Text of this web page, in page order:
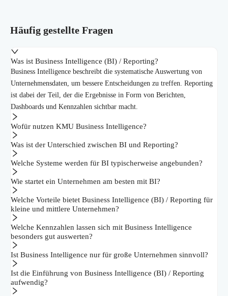
Häufig gestellte Fragen
Was ist Business Intelligence (BI) / Reporting?
Business Intelligence beschreibt die systematische Auswertung von
Unternehmensdaten, um bessere Entscheidungen zu treffen. Reporting
ist dabei der Teil, der die Ergebnisse in Form von Berichten,
Dashboards und Kennzahlen sichtbar macht.
Wofür nutzen KMU Business Intelligence?
Was ist der Unterschied zwischen BI und Reporting?
Welche Systeme werden für BI typischerweise angebunden?
Wie startet ein Unternehmen am besten mit BI?
Welche Vorteile bietet Business Intelligence (BI) / Reporting für
kleine und mittlere Unternehmen?
Welche Kennzahlen lassen sich mit Business Intelligence
besonders gut auswerten?
Ist Business Intelligence nur für große Unternehmen sinnvoll?
Ist die Einführung von Business Intelligence (BI) / Reporting
aufwendig?